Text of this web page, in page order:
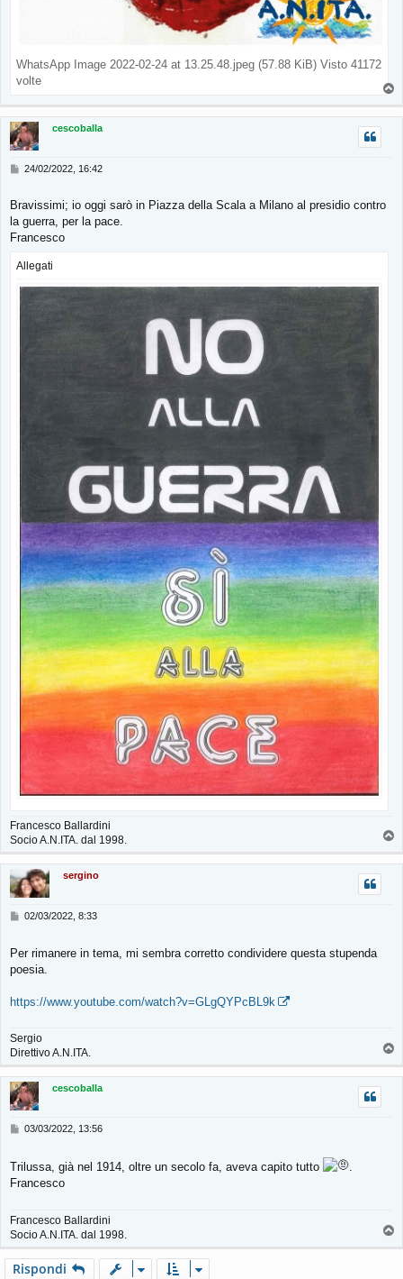
WhatsApp Image 2022-02-24 at 13.25.48.jpeg (57.88 KiB) Visto 41172
volte
p
cescoballa
M
s
a
g
i
24/02/2022, 16:42
Bravissimi; io oggi sarò in Piazza della Scala a Milano al presidio contro
la guerra, per la pace.
Francesco
Allegati
Francesco Ballardini
Socio A.N.ITA. dal 1998.
p
sergino
M
s
a
g
02/03/2022, 8:33
Per rimanere in tema, mi sembra corretto condividere questa stupenda
poesia.
https://www.youtube.com/watch?v=GLgQYPcBL9k
Sergio
Direttivo A.N.ITA.
p
cescoballa
M
s
a
i
o
03/03/2022, 13:56
Trilussa, già nel 1914, oltre un secolo fa, aveva capito tutto
.
Francesco
Francesco Ballardini
Socio A.N.ITA. dal 1998.
Rispondi